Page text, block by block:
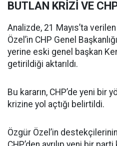
BUTLAN KRİZİ VE
Analizde, 21 Mayıs’ta
Özel’in CHP Genel
yerine eski genel başkan
getirildiği aktarıldı.
Bu kararın, CHP’de yeni bir
krizine yol açtığı belirtildi.
Özgür Özel’in